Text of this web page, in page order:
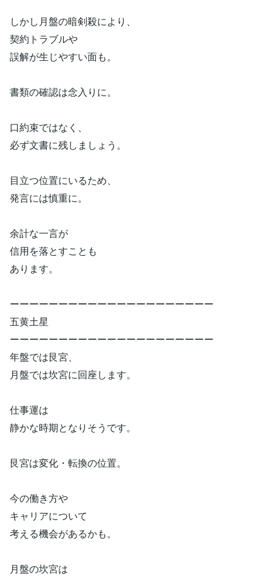
しかし月盤の暗剣殺により、
契約トラブルや
誤解が生じやすい面も。
書類の確認は念入りに。
口約束ではなく、
必ず文書に残しましょう。
目立つ位置にいるため、
発言には慎重に。
余計な一言が
信用を落とすことも
あります。
ーーーーーーーーーーーーーーーーーーーーー
五黄土星
ーーーーーーーーーーーーーーーーーーーーー
年盤では艮宮、
月盤では坎宮に回座します。
仕事運は
静かな時期となりそうです。
艮宮は変化・転換の位置。
今の働き方や
キャリアについて
考える機会があるかも。
月盤の坎宮は